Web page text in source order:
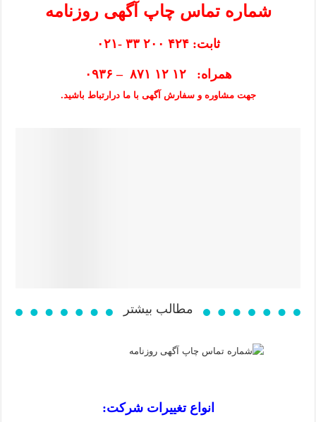
شماره تماس چاپ آگهی روزنامه
ثابت: ۴۲۴ ۲۰۰ ۳۳ -۰۲۱
همراه: ۱۲ ۱۲ ۸۷۱ – ۰۹۳۶
جهت مشاوره و سفارش آگهی با ما درارتباط باشید.
مطالب بیشتر
انواع تغییرات شرکت: